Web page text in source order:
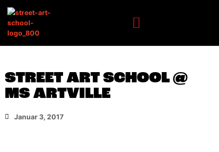
STREET ART SCHOOL @
MS ARTVILLE
Januar 3, 2017